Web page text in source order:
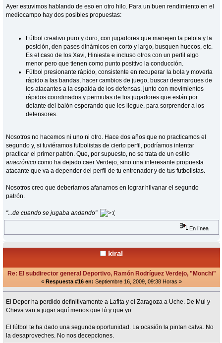
Ayer estuvimos hablando de eso en otro hilo. Para un buen rendimiento en el
mediocampo hay dos posibles propuestas:
Fútbol creativo puro y duro, con jugadores que manejen la pelota y la
posición, den pases dinámicos en corto y largo, busquen huecos, etc.
Es el caso de los Xavi, Hiniesta e incluso otros con un perfil algo
menor pero que tienen como punto positivo la conducción.
Fútbol presionante rápido, consistente en recuperar la bola y moverla
rápido a las bandas, hacer cambios de juego, buscar desmarques de
los atacantes a la espalda de los defensas, junto con movimientos
rápidos coordinados y permutas de los jugadores que están por
delante del balón esperando que les llegue, para sorprender a los
defensores.
Nosotros no hacemos ni uno ni otro. Hace dos años que no practicamos el
segundo y, si tuviéramos futbolistas de cierto perfil, podríamos intentar
practicar el primer patrón. Que, por supuesto, no se trata de un estilo
anacrónico como ha dejado caer Verdejo, sino una interesante propuesta
atacante que va a depender del perfil de tu entrenador y de tus futbolistas.
Nosotros creo que deberíamos afanarnos en lograr hilvanar el segundo
patrón.
"...de cuando se jugaba andando"
En línea
kiral
Re: El subdirector general Deportivo, Ramón Rodríguez Verdejo, "Monchi"
« Respuesta #16 en: Septiembre 16, 2009, 09:38 Horas »
El Depor ha perdido definitivamente a Lafita y el Zaragoza a Uche. De Mul y
Cheva van a jugar aquí menos que tú y que yo.
El fútbol te ha dado una segunda oportunidad. La ocasión la pintan calva. No
la desaproveches. No nos decepciones.